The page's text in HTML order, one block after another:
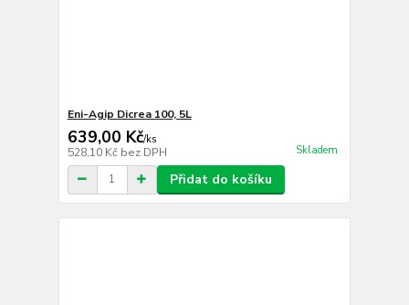
Eni-Agip Dicrea 100, 5L
639,00 Kč/ks
528,10 Kč bez DPH Skladem
Přidat do košíku